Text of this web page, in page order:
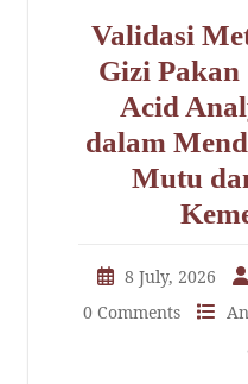
Validasi
Gizi Pakan
Acid
dalam
Mutu
8 July, 2026
0 Comments